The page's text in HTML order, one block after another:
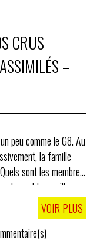
CRUS
–
peu comme le G8. Au
la famille
sont les membres
sont les meilleurs
VOIR PLUS